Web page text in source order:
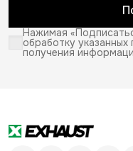
Нажимая
обработку
получения